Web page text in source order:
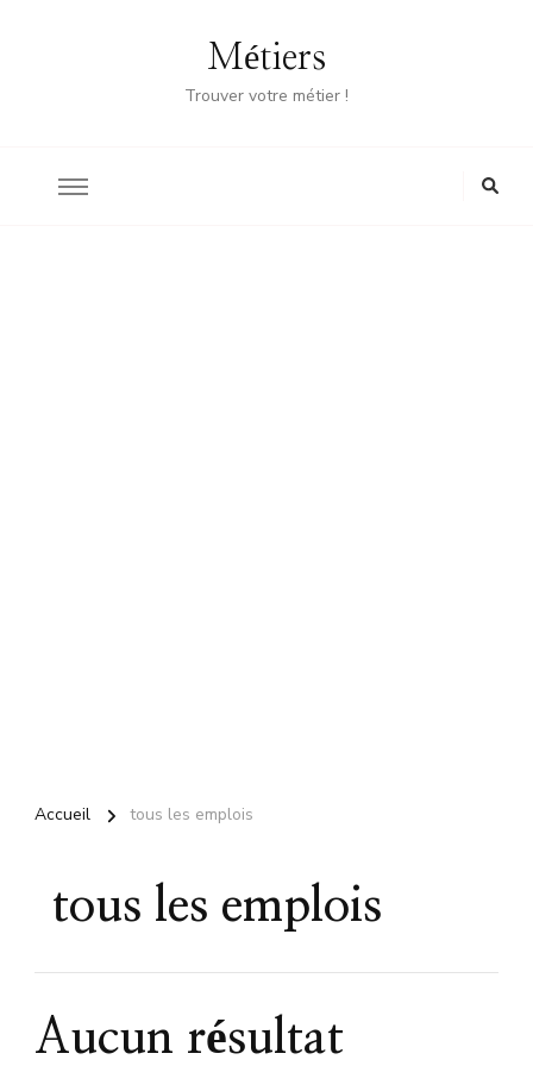
Métiers
Trouver votre métier !
Accueil tous les emplois
tous les emplois
Aucun résultat